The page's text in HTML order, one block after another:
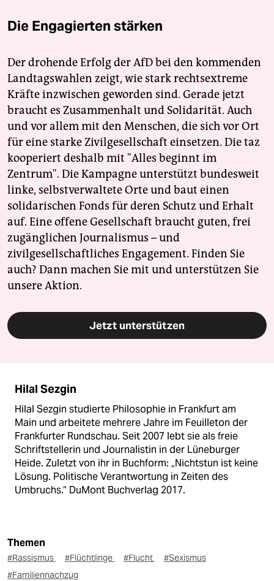
Die Engagierten stärken
Der drohende Erfolg der AfD bei den kommenden
Landtagswahlen zeigt, wie stark rechtsextreme
Kräfte inzwischen geworden sind. Gerade jetzt
braucht es Zusammenhalt und Solidarität. Auch
und vor allem mit den Menschen, die sich vor Ort
für eine starke Zivilgesellschaft einsetzen. Die taz
kooperiert deshalb mit "Alles beginnt im
Zentrum". Die Kampagne unterstützt bundesweit
linke, selbstverwaltete Orte und baut einen
solidarischen Fonds für deren Schutz und Erhalt
auf. Eine offene Gesellschaft braucht guten, frei
zugänglichen Journalismus – und
zivilgesellschaftliches Engagement. Finden Sie
auch? Dann machen Sie mit und unterstützen Sie
unsere Aktion.
Jetzt unterstützen
Hilal Sezgin
Hilal Sezgin studierte Philosophie in Frankfurt am
Main und arbeitete mehrere Jahre im Feuilleton der
Frankfurter Rundschau. Seit 2007 lebt sie als freie
Schriftstellerin und Journalistin in der Lüneburger
Heide. Zuletzt von ihr in Buchform: „Nichtstun ist keine
Lösung. Politische Verantwortung in Zeiten des
Umbruchs.“ DuMont Buchverlag 2017.
Themen
#Rassismus #Flüchtlinge #Flucht
#Sexismus
#Familiennachzug